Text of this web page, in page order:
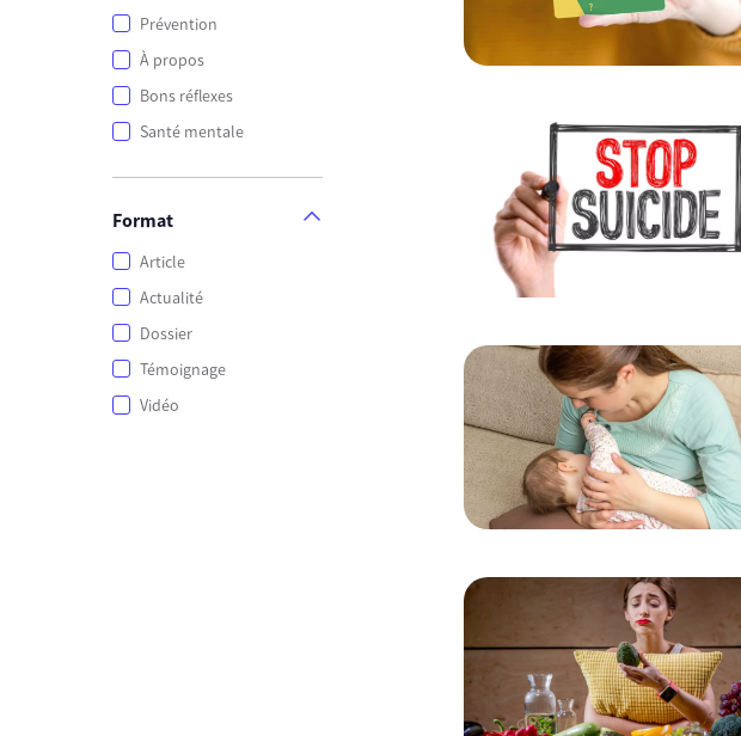
Prévention
À propos
Bons réflexes
Santé mentale
Format
Article
Actualité
Dossier
Témoignage
Vidéo